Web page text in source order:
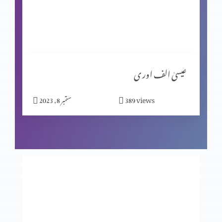
گنا ہ کی مزدوری
خدا اور ہم
عیسیٰ الف اور ی
ستمبر 8, 2023 389views